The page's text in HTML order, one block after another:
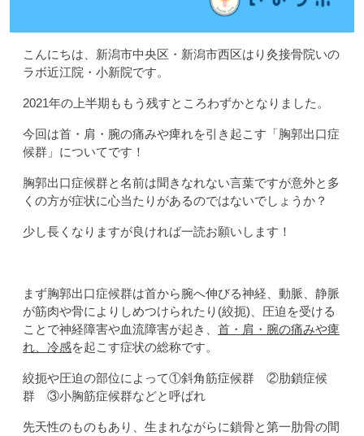
こんにちは、新潟市中央区・新潟市西区はり灸接骨院いの
ラボ近江院・小新院です。
2021年の上半期ももう残すところわずかとなりました。
今回は首・肩・腕の痛みや痺れを引き起こす「胸郭出口症
候群」についてです！
胸郭出口症候群と名前は聞きなれない言葉ですが意外と多
くの方が症状に心当たりがあるのではないでしょうか？
少し長くなりますが良ければ一読お願いします！
まず胸郭出口症候群は首から腕へ伸びる神経、動脈、静脈
が筋肉や骨によりしめつけられたり(絞扼)、圧迫を受ける
ことで神経障害や血流障害が起き、 首・肩・腕の痛みや痺
れ、冷感を起こす症状の総称です。
絞扼や圧迫の部位によって①斜角筋症候群 ②肋鎖症候
群 ③小胸筋症候群などと呼ばれ
先天性のものもあり、生まれながらに鎖骨と第一肋骨の間